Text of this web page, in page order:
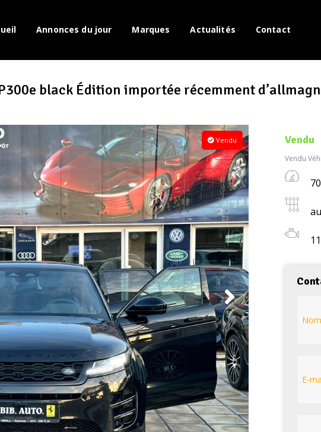
Annonces du jour Marques Actualités Contact
black Édition importée récemment
Vendu Vendu
Vendu